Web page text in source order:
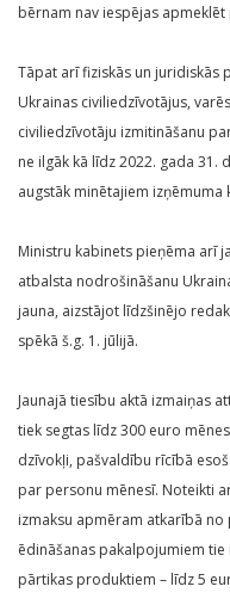
bērnam nav iespējas
Tāpat arī fiziskās un juridiskās
Ukrainas civiliedzīvotājus,
civiliedzīvotāju izmitināšanu
ne ilgāk kā līdz 2022. gada
augstāk minētajiem izņēmuma
Ministru kabinets pieņēma arī
atbalsta nodrošināšanu
jauna, aizstājot līdzšinējo
spēkā š.g. 1. jūlijā.
Jaunajā tiesību aktā izmaiņas
tiek segtas līdz 300 euro
dzīvokļi, pašvaldību rīcībā
par personu mēnesī. Noteikti
izmaksu apmēram atkarībā
ēdināšanas pakalpojumiem
pārtikas produktiem – līdz 5